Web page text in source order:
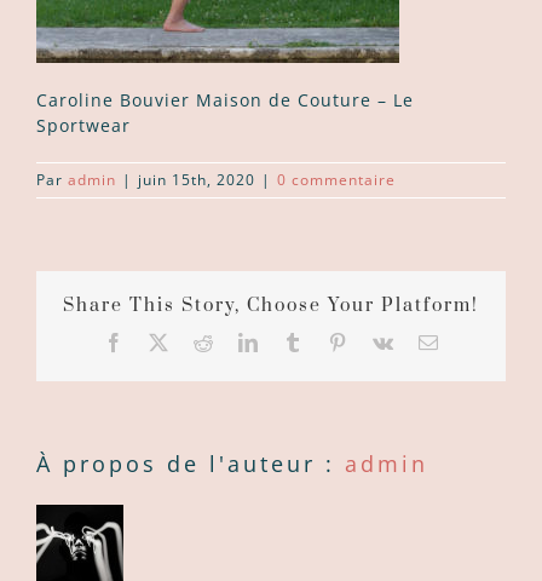
Caroline Bouvier Maison de Couture – Le
Sportwear
Par admin | juin 15th, 2020 | 0 commentaire
Share This Story, Choose Your Platform!
Facebook RedditLinkedIn
TumblrPinterest
Vk
Courriel
À propos de l'auteur : admin